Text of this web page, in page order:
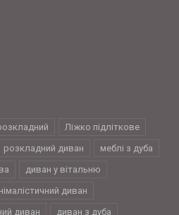
Ліжко підліткове
розкладний диван
меблі з дуба
диван у вітальню
диван
диван диван з дуба